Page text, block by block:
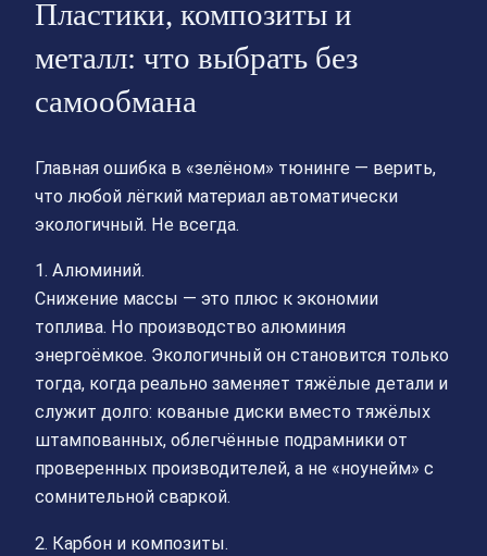
Пластики, композиты и
металл: что выбрать без
самообмана
Главная ошибка в «зелёном» тюнинге — верить,
что любой лёгкий материал автоматически
экологичный. Не всегда.
1. Алюминий.
Снижение массы — это плюс к экономии
топлива. Но производство алюминия
энергоёмкое. Экологичный он становится только
тогда, когда реально заменяет тяжёлые детали и
служит долго: кованые диски вместо тяжёлых
штампованных, облегчённые подрамники от
проверенных производителей, а не «ноунейм» с
сомнительной сваркой.
2. Карбон и композиты.